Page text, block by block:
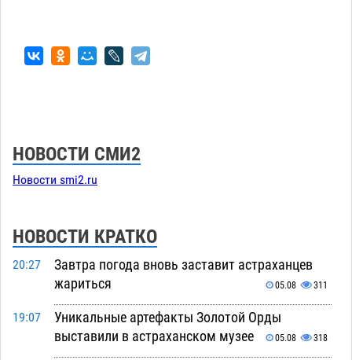
НОВОСТИ СМИ2
Новости smi2.ru
НОВОСТИ КРАТКО
20:27
Завтра погода вновь заставит астраханцев
жариться
05.08 311
19:07
Уникальные артефакты Золотой Орды
выставили в астраханском музее
05.08 318